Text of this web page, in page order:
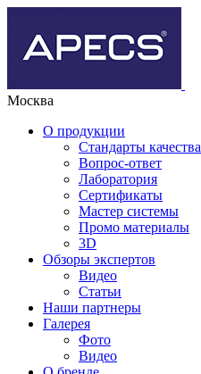
Москва
О продукции
Стандарты качества
Вопрос-ответ
Лаборатория
Сертификаты
Мастер системы
Промо материалы
3D
Обзоры экспертов
Видео
Статьи
Наши партнеры
Галерея
Фото
Видео